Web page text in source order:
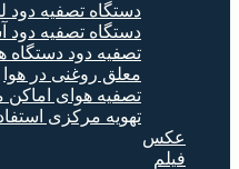
دستگاه تصفیه
دستگاه تصفیه دود
معلق روغنی در هوا
تصفیه هوای
تهویه مرکزی
عکس
فیلم